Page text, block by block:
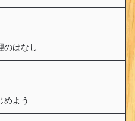
のはなし
めよう